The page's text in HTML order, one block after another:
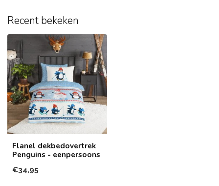
Recent bekeken
Flanel dekbedovertrek
Penguins - eenpersoons
€34,95